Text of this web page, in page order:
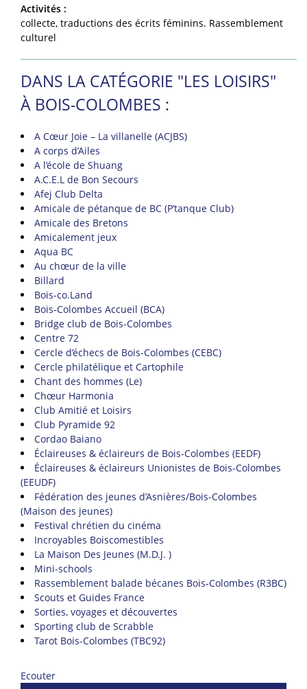
Activités :
collecte, traductions des écrits féminins. Rassemblement
culturel
DANS LA CATÉGORIE "LES LOISIRS"
À BOIS-COLOMBES :
A Cœur Joie – La villanelle (ACJBS)
A corps d’Ailes
A l’école de Shuang
A.C.E.L de Bon Secours
Afej Club Delta
Amicale de pétanque de BC (P’tanque Club)
Amicale des Bretons
Amicalement jeux
Aqua BC
Au chœur de la ville
Billard
Bois-co.Land
Bois-Colombes Accueil (BCA)
Bridge club de Bois-Colombes
Centre 72
Cercle d’échecs de Bois-Colombes (CEBC)
Cercle philatélique et Cartophile
Chant des hommes (Le)
Chœur Harmonia
Club Amitié et Loisirs
Club Pyramide 92
Cordao Baiano
Éclaireuses & éclaireurs de Bois-Colombes (EEDF)
Éclaireuses & éclaireurs Unionistes de Bois-Colombes
(EEUDF)
Fédération des jeunes d’Asnières/Bois-Colombes
(Maison des jeunes)
Festival chrétien du cinéma
Incroyables Boiscomestibles
La Maison Des Jeunes (M.D.J. )
Mini-schools
Rassemblement balade bécanes Bois-Colombes (R3BC)
Scouts et Guides France
Sorties, voyages et découvertes
Sporting club de Scrabble
Tarot Bois-Colombes (TBC92)
Ecouter